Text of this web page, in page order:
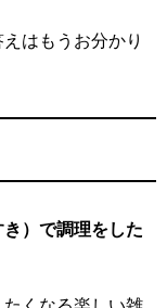
はもうお分かり
き）で調理をした